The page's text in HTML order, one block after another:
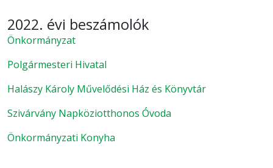
2022. évi beszámolók
Önkormányzat
Polgármesteri Hivatal
Halászy Károly Művelődési Ház és Könyvtár
Szivárvány Napköziotthonos Óvoda
Önkormányzati Konyha